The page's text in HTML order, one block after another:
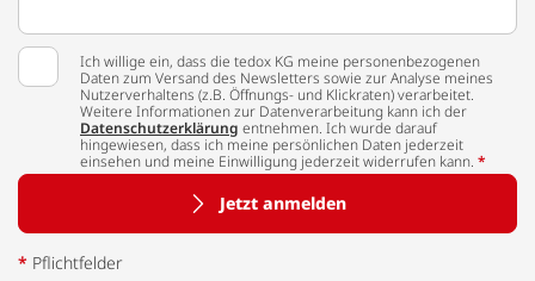
Ich willige ein, dass die tedox KG meine personenbezogenen
Daten zum Versand des Newsletters sowie zur Analyse meines
Nutzerverhaltens (z.B. Öffnungs- und Klickraten) verarbeitet.
Weitere Informationen zur Datenverarbeitung kann ich der
Datenschutzerklärung entnehmen. Ich wurde darauf
hingewiesen, dass ich meine persönlichen Daten jederzeit
einsehen und meine Einwilligung jederzeit widerrufen kann. *
Jetzt anmelden
* Pflichtfelder